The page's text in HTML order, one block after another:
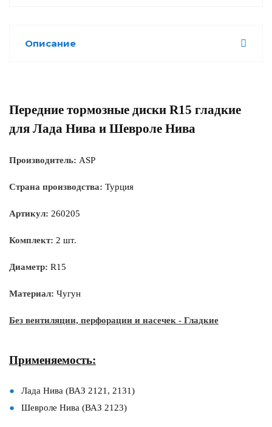
Описание
Передние тормозные диски R15 гладкие
для Лада Нива и Шевроле Нива
Производитель: ASP
Страна производства: Турция
Артикул: 260205
Комплект: 2 шт.
Диаметр: R15
Материал: Чугун
Без вентиляции, перфорации и насечек - Гладкие
Применяемость:
Лада Нива (ВАЗ 2121, 2131)
Шевроле Нива (ВАЗ 2123)